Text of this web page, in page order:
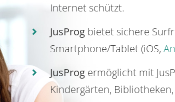
Internet schützt.
JusProgbietet sichere
Smartphone/Tablet (iOS,
JusProg ermöglicht mit
Kindergärten,